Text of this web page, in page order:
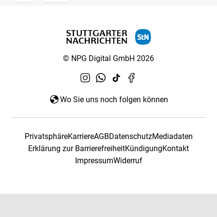
© NPG Digital GmbH 2026
Wo Sie uns noch folgen können
PrivatsphäreKarriereAGBDatenschutzMediadaten
Erklärung zur BarrierefreiheitKündigungKontakt
ImpressumWiderruf